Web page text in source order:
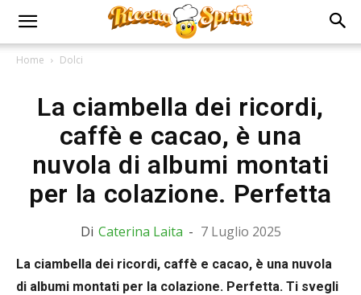
Home Dolci
La ciambella dei ricordi,
caffè e cacao, è una
nuvola di albumi montati
per la colazione. Perfetta
Di Caterina Laita - 7 Luglio 2025
La ciambella dei ricordi, caffè e cacao, è una nuvola
di albumi montati per la colazione. Perfetta. Ti svegli